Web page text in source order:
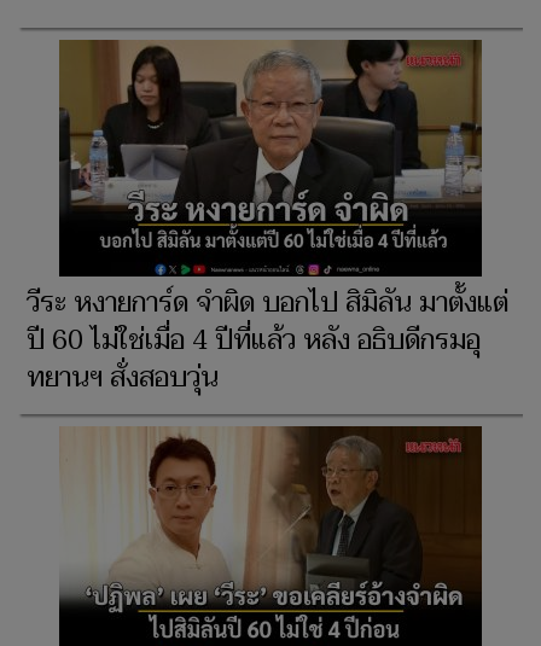
วีระ หงายการ์ด จำผิด บอกไป สิมิลัน มาตั้งแต่
ปี 60 ไม่ใช่เมื่อ 4 ปีที่แล้ว หลัง อธิบดีกรมอุ
ทยานฯ สั่งสอบวุ่น